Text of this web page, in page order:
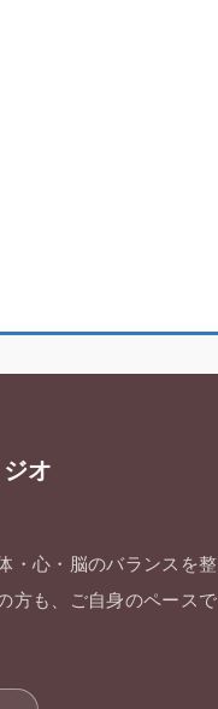
オ
・心・脳のバランスを整
方も、ご自身のペースで